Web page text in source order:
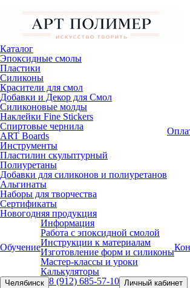
Каталог
Эпоксидные смолы
Пластики
Силиконы
Красители для смол
Добавки и Декор для Смол
Силиконовые молды
Наклейки Fine Stickers
Спиртовые чернила
ART Boards
Инструменты
Пластилин скульптурный
Полиуретаны
Добавки для силиконов и полиуретанов
Альгинаты
Наборы для творчества
Сертификаты
Новогодняя продукция
Обучение
Информация
Работа с эпоксидной смолой
Инструкции к материалам
Изготовление форм и силиконы
Мастер-классы и уроки
Калькуляторы
Челябинск 8 (912) 685-57-10 Личный кабинет